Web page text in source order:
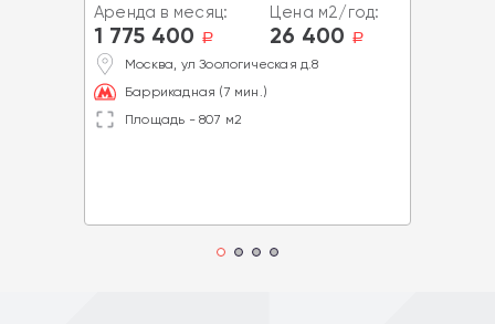
Аренда в месяц:
1 775 400 a
Цена м2/год:
26 400 a
Москва, ул Зоологическая д.8
Баррикадная (7 мин.)
Площадь - 807 м2